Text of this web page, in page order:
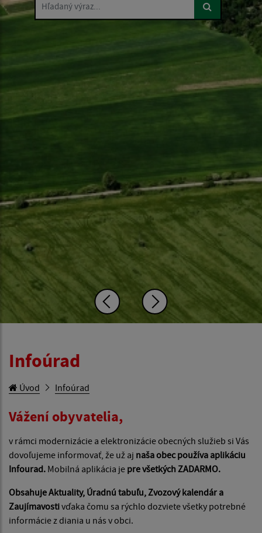
Infoúrad
Úvod Infoúrad
Vážení obyvatelia,
v rámci modernizácie a elektronizácie obecných služieb si Vás
dovoľujeme informovať, že už aj naša obec používa aplikáciu
Infourad. Mobilná aplikácia je pre všetkých ZADARMO.
Obsahuje Aktuality, Úradnú tabuľu, Zvozový kalendár a
Zaujímavostivďaka čomu sa rýchlo dozviete všetky potrebné
informácie z diania u nás v obci.